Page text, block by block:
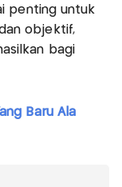
penting untuk
objektif,
bagi
Baru Ala